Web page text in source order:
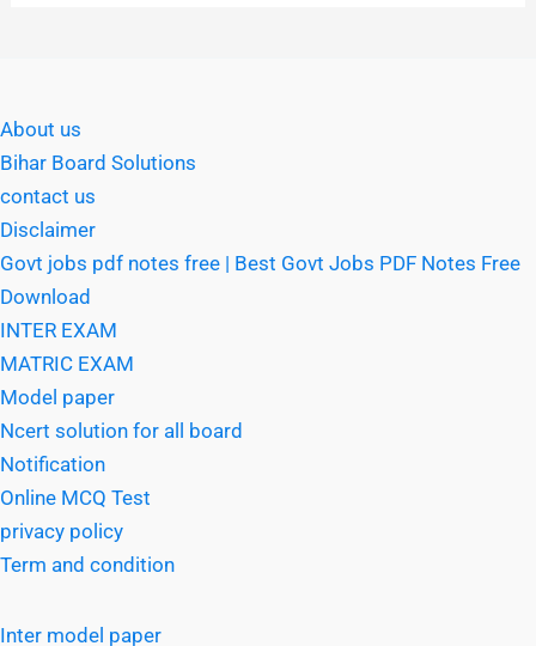
About us
Bihar Board Solutions
contact us
Disclaimer
Govt jobs pdf notes free | Best Govt Jobs PDF Notes Free
Download
INTER EXAM
MATRIC EXAM
Model paper
Ncert solution for all board
Notification
Online MCQ Test
privacy policy
Term and condition
Inter model paper